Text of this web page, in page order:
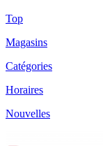
Top
Magasins
Catégories
Horaires
Nouvelles